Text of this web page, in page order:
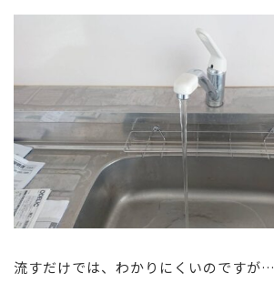
流すだけでは、わかりにくいのですが…